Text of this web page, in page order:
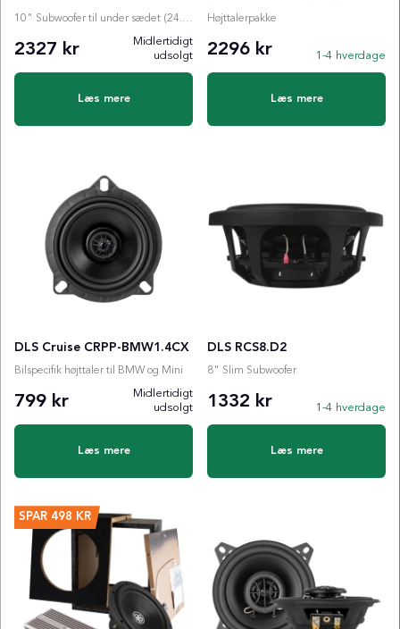
10" Subwoofer til under sædet (24.5x34.5x6.5cm)
2327 kr
Midlertidigt
udsolgt
Læs mere
Højttalerpakke
2296 kr 1-4 hverdage
Læs mere
DLS Cruise CRPP-BMW1.4CX
Bilspecifik højttaler til BMW og Mini
799 kr
Midlertidigt
udsolgt
Læs mere
DLS RCS8.D2
8" Slim Subwoofer
1332 kr 1-4 hverdage
Læs mere
SPAR 498 KR